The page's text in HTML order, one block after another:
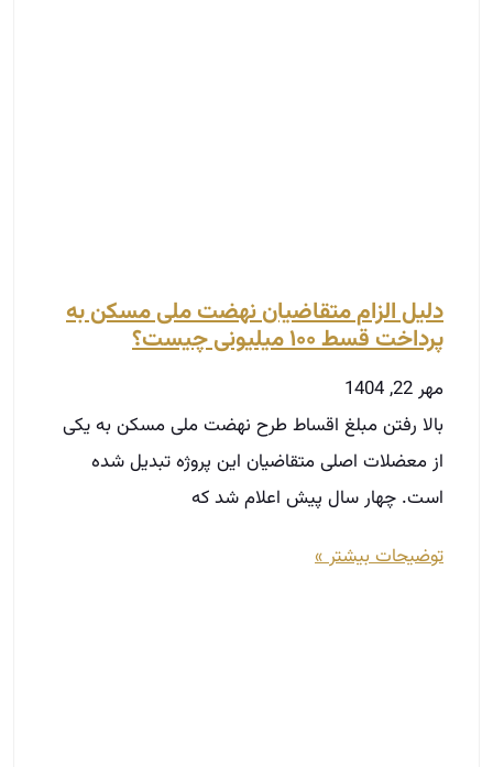
دلیل الزام متقاضیان نهضت ملی مسکن به
پرداخت قسط ۱۰۰ میلیونی چیست؟
مهر 22, 1404
بالا رفتن مبلغ اقساط طرح نهضت ملی مسکن به یکی
از معضلات اصلی متقاضیان این پروژه تبدیل شده
است. چهار سال پیش اعلام شد که
توضیحات بیشتر »